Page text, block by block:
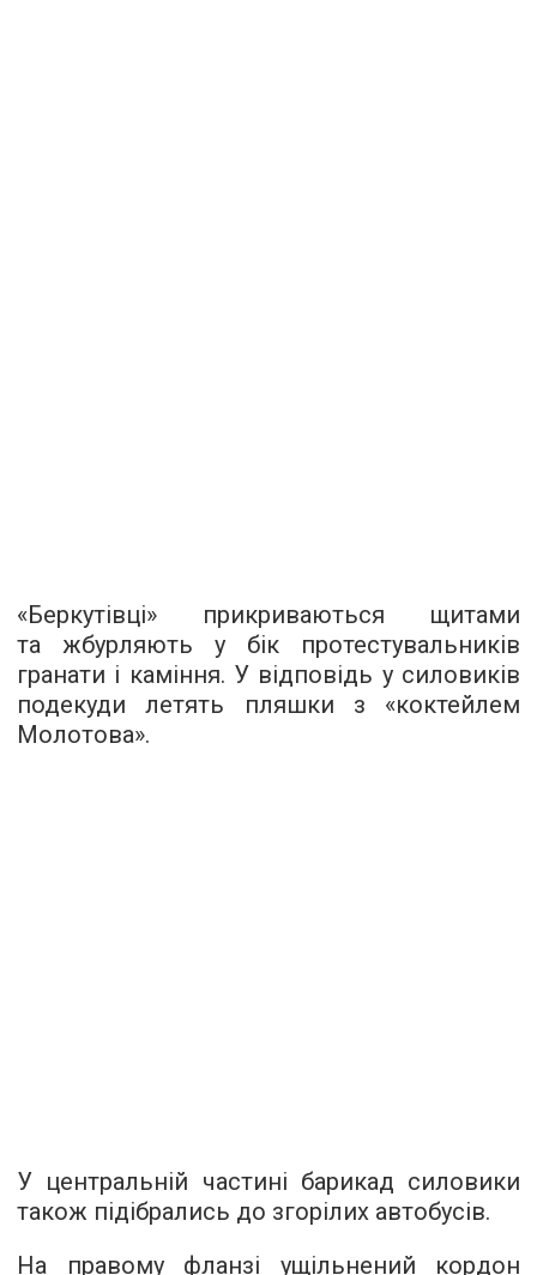
«Беркутівці» прикриваються щитами
та жбурляють у бік протестувальників
гранати і каміння. У відповідь у силовиків
подекуди летять пляшки з «коктейлем
Молотова».
У центральній частині барикад силовики
також підібрались до згорілих автобусів.
На правому фланзі ущільнений кордон